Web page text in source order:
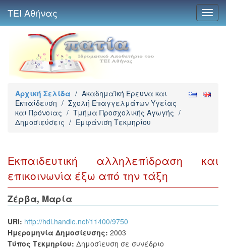
ΤΕΙ Αθήνας
Αρχική Σελίδα / Ακαδημαϊκή Έρευνα και
Εκπαίδευση / Σχολή Επαγγελμάτων Υγείας
και Πρόνοιας / Τμήμα Προσχολικής Αγωγής /
Δημοσιεύσεις / Εμφάνιση Τεκμηρίου
Εκπαιδευτική αλληλεπίδραση και
επικοινωνία έξω από την τάξη
Ζέρβα, Μαρία
URI: http://hdl.handle.net/11400/9750
Ημερομηνία Δημοσίευσης: 2003
Τύπος Τεκμηρίου: Δημοσίευση σε συνέδριο